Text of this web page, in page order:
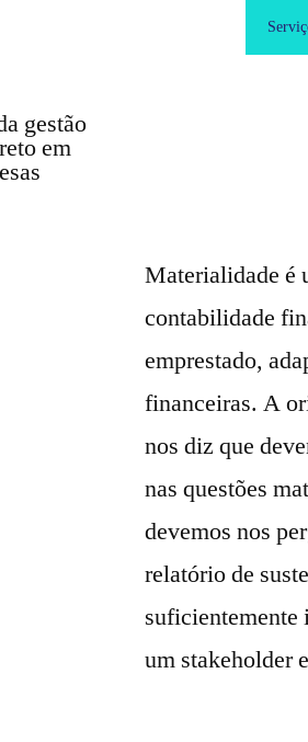
gestão
em
Materialidade é
contabilidade
emprestado,
financeiras. A
nos diz que
nas questões
devemos nos
relatório de
suficientemente
um stakeholder